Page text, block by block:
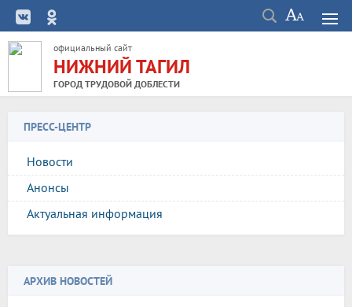
официальный сайт
НИЖНИЙ ТАГИЛ
ГОРОД ТРУДОВОЙ ДОБЛЕСТИ
ПРЕСС-ЦЕНТР
Новости
Анонсы
Актуальная информация
АРХИВ НОВОСТЕЙ